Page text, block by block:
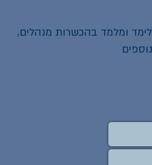
ומלמד בהכשרות מנהלים,